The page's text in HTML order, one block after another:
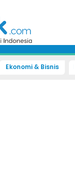
Ekonomi & Bisnis